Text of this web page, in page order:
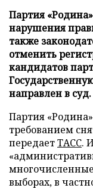
Партия
нарушения
также
отменить
кандидатов
направлен в суд.
Партия
требованием
передаетТАСС.
выборах, в